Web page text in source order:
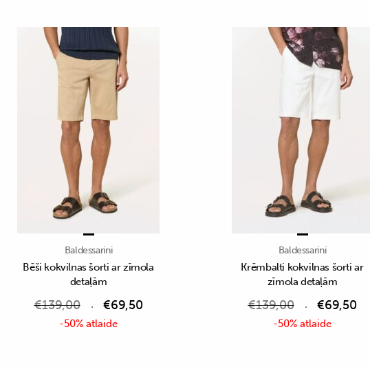
Baldessarini
Bēši kokvilnas šorti ar zīmola
detaļām
€139,00 €69,50
-50% atlaide
Baldessarini
Krēmbalti kokvilnas šorti ar
zīmola detaļām
€139,00 €69,50
-50% atlaide